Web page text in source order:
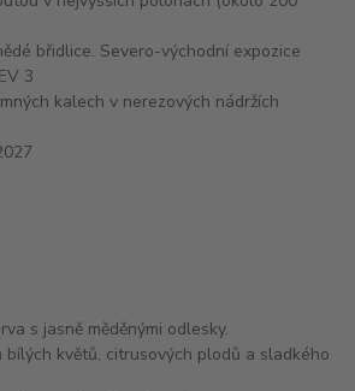
břidlice. Severo-východní expozice
3
kalech v nerezových nádržích
s jasně měděnými odlesky.
bílých květů, citrusových plodů a sladkého